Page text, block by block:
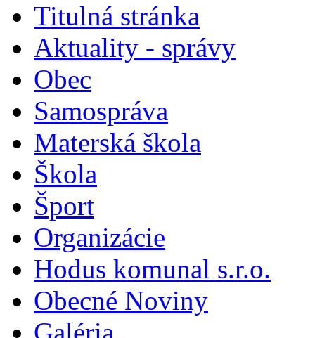
Titulná stránka
Aktuality - správy
Obec
Samospráva
Materská škola
Škola
Šport
Organizácie
Hodus komunal s.r.o.
Obecné Noviny